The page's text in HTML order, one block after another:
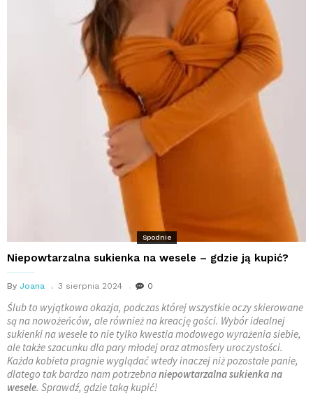
Spodnie
Niepowtarzalna sukienka na wesele – gdzie ją kupić?
By Joana 3 sierpnia 2024 0
Ślub to wyjątkowa okazja, podczas której wszystkie oczy skierowane
są na nowożeńców, ale również na kreację gości. Wybór idealnej
sukienki na wesele to nie tylko kwestia modowego wyrażenia siebie,
ale także szacunku dla pary młodej oraz atmosfery uroczystości.
Każda kobieta pragnie wyglądać wtedy inaczej niż pozostałe panie,
dlatego tak bardzo nam potrzebnaniepowtarzalna sukienka na
wesele. Sprawdź, gdzie taką kupić!